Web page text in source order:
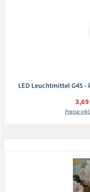
LED Leuchtmittel G45 -
Preise